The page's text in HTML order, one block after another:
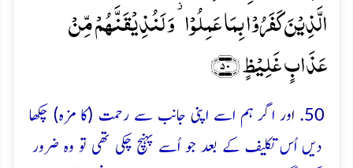
الَّذِیۡنَ کَفَرُوۡا بِمَا عَمِلُوۡا ۫ وَ لَنُذِیۡقَنَّہُمۡ مِّنۡ
عَذَابٍ غَلِیۡظٍ ﴿۵۰﴾
50. اور اگر ہم اسے اپنی جانب سے رحمت (کا مزہ) چکھا
دیں اُس تکلیف کے بعد جو اُسے پہنچ چکی تھی تو وہ ضرور